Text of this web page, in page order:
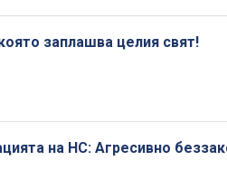
заплашва целия свят!
на НС: Агресивно